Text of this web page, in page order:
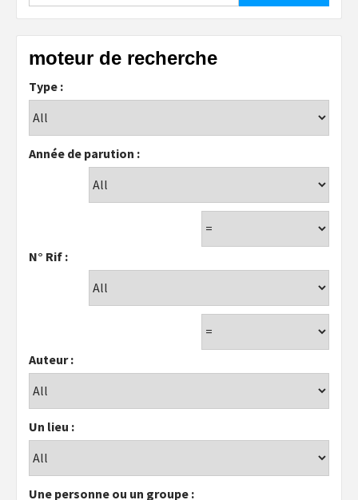
moteur de recherche
Type :
Année de parution :
N° Rif :
Auteur :
Un lieu :
Une personne ou un groupe :